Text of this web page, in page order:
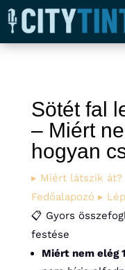
Sötét fal
– Miért
hogyan
▸ Miért látszik át?
Fedőalapozó ▸
📋 Gyors
festése
Miért nem elég